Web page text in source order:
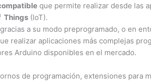
que permite realizar desde las
Things (IoT).
a su modo preprogramado, o en
realizar aplicaciones más complejas
Arduino disponibles en el mercado.
de programación, extensiones para